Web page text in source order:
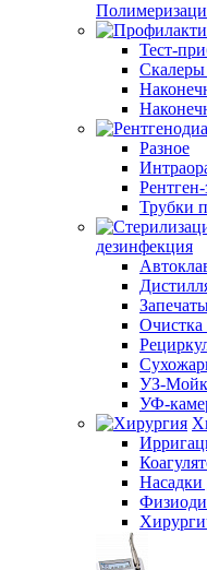
Тест-
Разное
Трубки
дезинфекция
Очистка
УЗ-
УФ-
Насадки